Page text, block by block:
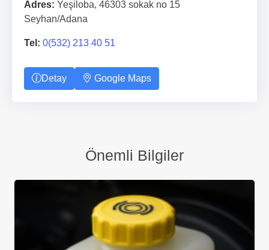
Adres: Yeşiloba, 46303 sokak no 15
Seyhan/Adana
Tel: 0(532) 213 40 51
Detay Google Maps
Önemli Bilgiler